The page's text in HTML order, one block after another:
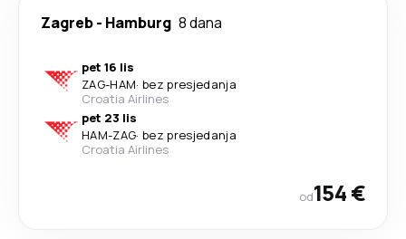
Zagreb- Hamburg 8 dana
pet 16 lis
ZAG-HAM· bez presjedanja
Croatia Airlines
pet 23 lis
HAM-ZAG· bez presjedanja
Croatia Airlines
od154 €